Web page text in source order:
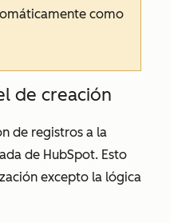
como
de creación
de registros a la
de HubSpot. Esto
excepto la lógica